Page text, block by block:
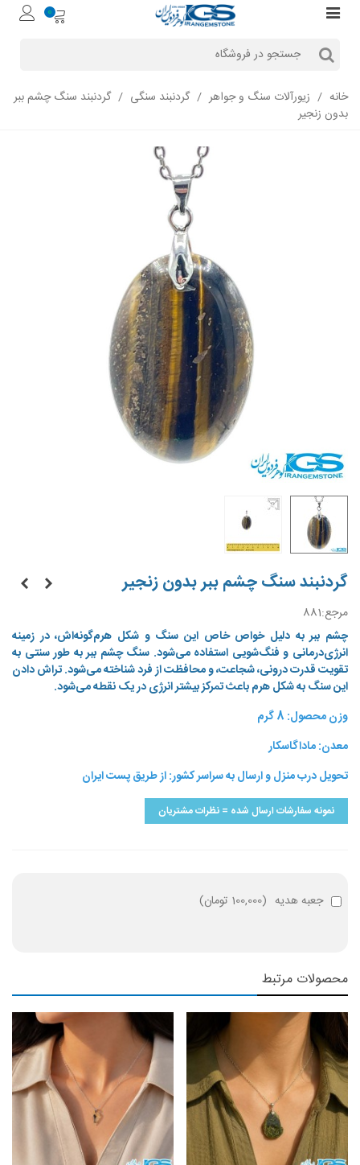
0
خانه / زیورآلات سنگ و جواهر / گردنبند سنگی / گردنبند سنگ چشم ببر
بدون زنجیر
گردنبند سنگ چشم ببر بدون زنجیر
مرجع:881
چشم ببر به دلیل خواص خاص این سنگ و شکل هرم‌گونه‌اش، در زمینه
انرژی‌درمانی و فنگ‌شویی استفاده می‌شود. سنگ چشم ببر به طور سنتی به
تقویت قدرت درونی، شجاعت، و محافظت از فرد شناخته می‌شود. تراش دادن
این سنگ به شکل هرم باعث تمرکز بیشتر انرژی در یک نقطه می‌شود.
وزن محصول: 8 گرم
معدن: ماداگاسکار
تحویل درب منزل و ارسال به سراسر کشور: از طریق پست ایران
نمونه سفارشات ارسال شده = نظرات مشتریان
جعبه هدیه (100,000 تومان )
محصولات مرتبط